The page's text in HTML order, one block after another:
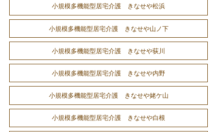
小規模多機能型居宅介護 きなせや松浜
小規模多機能型居宅介護 きなせや山ノ下
小規模多機能型居宅介護 きなせや荻川
小規模多機能型居宅介護 きなせや内野
小規模多機能型居宅介護 きなせや姥ケ山
小規模多機能型居宅介護 きなせや白根